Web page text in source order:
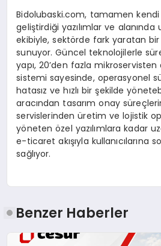
Bidolubaski.com, tamamen
geliştirdiği yazılımlar ve
ekibiyle, sektörde fark yaratan bir
sunuyor. Güncel teknolojilerle
yapı, 20’den fazla
sistemi sayesinde, operasyonel
hatasız ve hızlı bir şekilde
aracından tasarım onay
servislerinden üretim ve lojistik
yöneten özel yazılımlara kadar
e-ticaret akışıyla kullanıcılarına
sağlıyor.
Benzer Haberler